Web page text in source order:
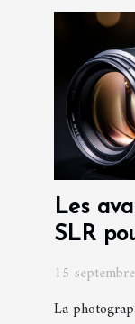
Les
SLR
médicale
15
La